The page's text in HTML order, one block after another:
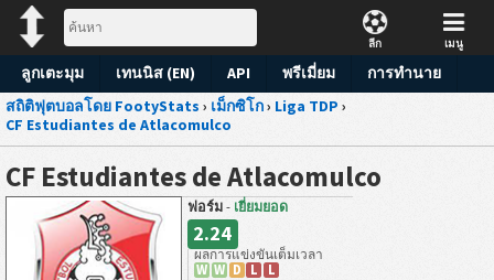
ลีก เมนู
ลูกเตะมุม เทนนิส (EN) API พรีเมี่ยม
การทำนาย
สถิติฟุตบอลโดย FootyStats › เม็กซิโก› Liga TDP ›
CF Estudiantes de Atlacomulco
CF Estudiantes de Atlacomulco
ฟอร์ม - เยี่ยมยอด
2.24
ผลการแข่งขันเต็มเวลา
W W D L
L